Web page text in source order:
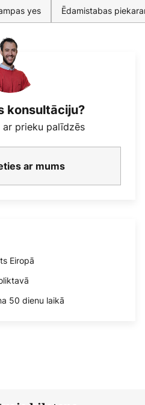
yes Ēdamistabas
konsultāciju?
prieku palīdzēs
ar mums
Eiropā
50 dienu laikā